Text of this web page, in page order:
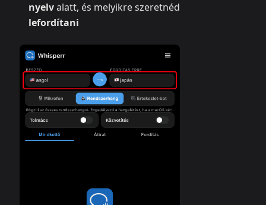
nyelvalatt, és melyikre szeretnéd
lefordítani